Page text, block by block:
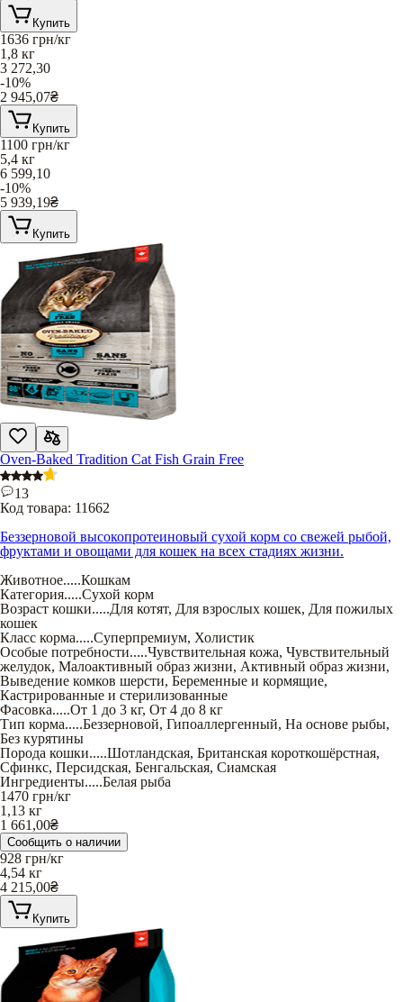
Купить
1636 грн/кг
1,8 кг
3 272,30
-10%
2 945,07₴
Купить
1100 грн/кг
5,4 кг
6 599,10
-10%
5 939,19₴
Купить
Oven-Baked Tradition Cat Fish Grain Free
13
Код товара: 11662
Беззерновой высокопротеиновый сухой корм со свежей рыбой,
фруктами и овощами для кошек на всех стадиях жизни.
Животное.....Кошкам
Категория.....Сухой корм
Возраст кошки.....Для котят, Для взрослых кошек, Для пожилых
кошек
Класс корма.....Суперпремиум, Холистик
Особые потребности.....Чувствительная кожа, Чувствительный
желудок, Малоактивный образ жизни, Активный образ жизни,
Выведение комков шерсти, Беременные и кормящие,
Кастрированные и стерилизованные
Фасовка.....От 1 до 3 кг, От 4 до 8 кг
Тип корма.....Беззерновой, Гипоаллергенный, На основе рыбы,
Без курятины
Порода кошки.....Шотландская, Британская короткошёрстная,
Сфинкс, Персидская, Бенгальская, Сиамская
Ингредиенты.....Белая рыба
1470 грн/кг
1,13 кг
1 661,00₴
Сообщить о наличии
928 грн/кг
4,54 кг
4 215,00₴
Купить